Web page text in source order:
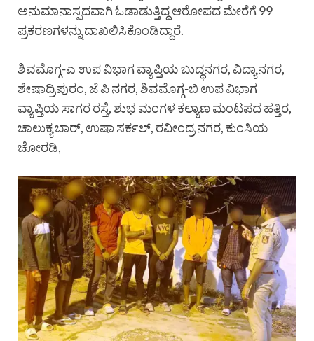
ಅನುಮಾನಾಸ್ಪದವಾಗಿ ಓಡಾಡುತ್ತಿದ್ದ ಆರೋಪದ ಮೇರೆಗೆ 99
ಪ್ರಕರಣಗಳನ್ನು ದಾಖಲಿಸಿಕೊಂಡಿದ್ದಾರೆ.
ಶಿವಮೊಗ್ಗ-ಎ ಉಪ ವಿಭಾಗ ವ್ಯಾಪ್ತಿಯ ಬುದ್ಧನಗರ, ವಿದ್ಯಾನಗರ,
ಶೇಷಾದ್ರಿಪುರಂ, ಜೆ ಪಿ ನಗರ, ಶಿವಮೊಗ್ಗ-ಬಿ ಉಪ ವಿಭಾಗ
ವ್ಯಾಪ್ತಿಯ ಸಾಗರ ರಸ್ತೆ, ಶುಭ ಮಂಗಳ ಕಲ್ಯಾಣ ಮಂಟಪದ ಹತ್ತಿರ,
ಚಾಲುಕ್ಯ ಬಾರ್, ಉಷಾ ಸರ್ಕಲ್, ರವೀಂದ್ರ ನಗರ, ಕುಂಸಿಯ
ಚೋರಡಿ,